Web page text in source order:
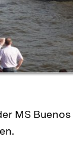
MS Buenos